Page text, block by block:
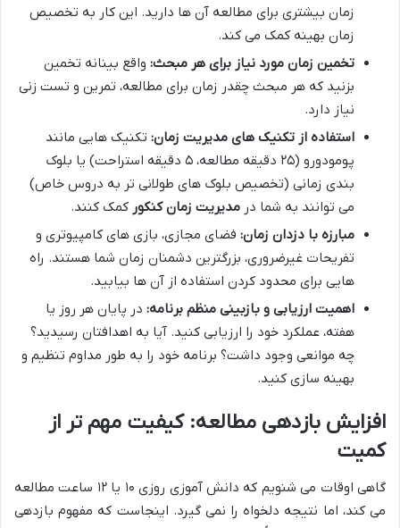
زمان بیشتری برای مطالعه آن ها دارید. این کار به تخصیص
زمان بهینه کمک می کند.
تخمین زمان مورد نیاز برای هر مبحث: واقع بینانه تخمین
بزنید که هر مبحث چقدر زمان برای مطالعه، تمرین و تست زنی
نیاز دارد.
استفاده از تکنیک های مدیریت زمان: تکنیک هایی مانند
پومودورو (۲۵ دقیقه مطالعه، ۵ دقیقه استراحت) یا بلوک
بندی زمانی (تخصیص بلوک های طولانی تر به دروس خاص)
می توانند به شما در مدیریت زمان کنکور کمک کنند.
مبارزه با دزدان زمان: فضای مجازی، بازی های کامپیوتری و
تفریحات غیرضروری، بزرگترین دشمنان زمان شما هستند. راه
هایی برای محدود کردن استفاده از آن ها بیابید.
اهمیت ارزیابی و بازبینی منظم برنامه: در پایان هر روز یا
هفته، عملکرد خود را ارزیابی کنید. آیا به اهدافتان رسیدید؟
چه موانعی وجود داشت؟ برنامه خود را به طور مداوم تنظیم و
بهینه سازی کنید.
افزایش بازدهی مطالعه: کیفیت مهم تر از
کمیت
گاهی اوقات می شنویم که دانش آموزی روزی ۱۰ یا ۱۲ ساعت مطالعه
می کند، اما نتیجه دلخواه را نمی گیرد. اینجاست که مفهوم بازدهی